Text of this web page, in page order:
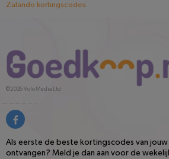
Zalando kortingscodes
©2026Volo Media Ltd
Als eerste de beste kortingscodes van
ontvangen? Meld je dan aan voor de